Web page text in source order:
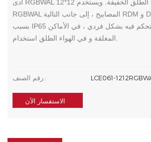
أدى RGBWAL بار في الهواء الطلق الخفيفة. ويستخدم 12*12W
RGBWAL المصابيح ، إلى جانب التالية RDM و DMX تحكم بروتوكول
بسبب IP65 الصف وكل الصمام التحكم فيه بشكل فردي ، في الأماكن
المغلقة و في الهواء الطلق استخدام.
رقم الصنف.: LCE061-
الاستفسار الآن